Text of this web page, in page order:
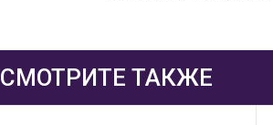
СМОТРИТЕ ТАКЖЕ